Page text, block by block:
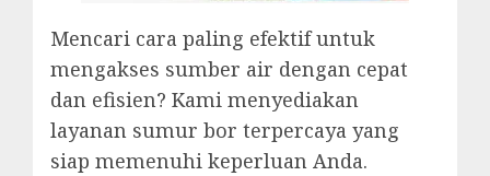
Mencari cara paling efektif untuk
mengakses sumber air dengan cepat
dan efisien? Kami menyediakan
layanan sumur bor terpercaya yang
siap memenuhi keperluan Anda.